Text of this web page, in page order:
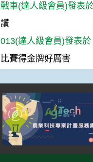
戰車(達人級會員)發表
讚
013(達人級會員)發表
比賽得金牌好厲害